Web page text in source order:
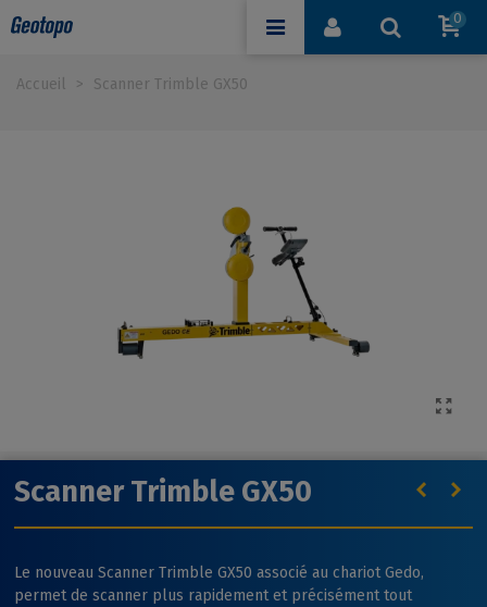
0
Accueil > Scanner Trimble GX50
Scanner Trimble GX50
Le nouveau Scanner Trimble GX50 associé au chariot Gedo,
permet de scanner plus rapidement et précisément tout